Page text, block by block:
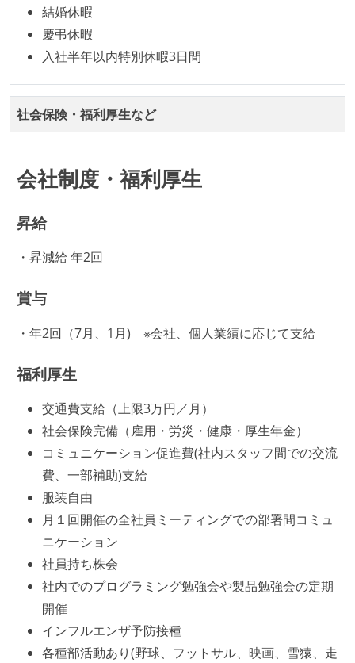
職業安定法に対応する記載事項
休憩時間：1時間
固定残業時間：月40時間分
休日制度：完全週休2日制（土日祝休み）
主な休暇：年末年始、夏季、慶弔休暇など
給与形態：賞与あり
労働契約期間：無期雇用
試用期間：あり（6ヶ月間）
生年金）
置）
結婚休暇
慶弔休暇
入社半年以内特別休暇3日間
社会保険・福利厚生など
会社制度・福利厚生
昇給
・昇減給 年2回
賞与
・年2回（7月、1月) ※会社、個人業績に応じて支給
福利厚生
交通費支給（上限3万円／月）
社会保険完備（雇用・労災・健康・厚生年金）
コミュニケーション促進費(社内スタッフ間での交流
費、一部補助)支給
服装自由
月１回開催の全社員ミーティングでの部署間コミュ
ニケーション
社員持ち株会
社内でのプログラミング勉強会や製品勉強会の定期
開催
インフルエンザ予防接種
各種部活動あり(野球、フットサル、映画、雪猿、走